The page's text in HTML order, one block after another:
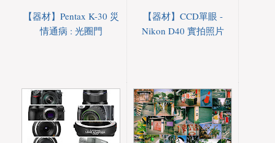
【器材】Pentax K-30 災
情通病 : 光圈門
【器材】CCD單眼 -
Nikon D40 實拍照片